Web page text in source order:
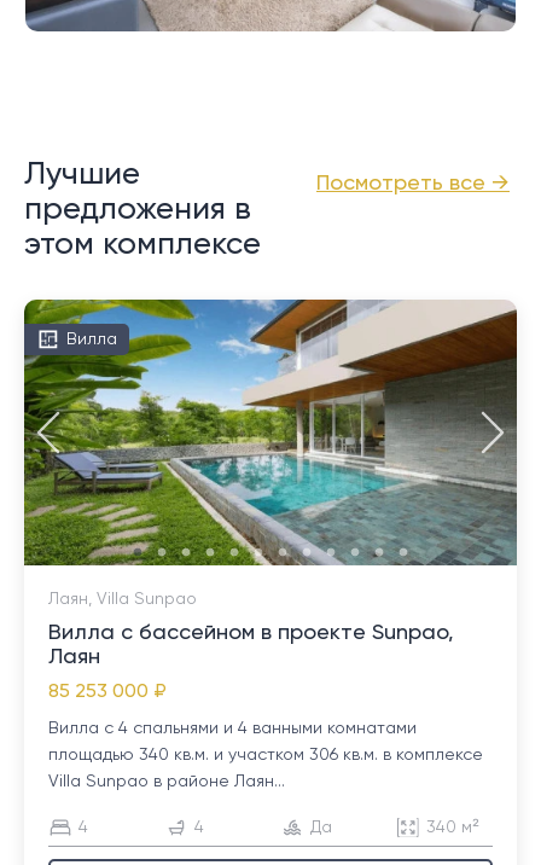
Посмотреть все →
Лучшие
предложения в
этом комплексе
Вилла
Лаян, Villa Sunpao
Вилла с бассейном в проекте Sunpao,
Лаян
85 253 000 ₽
Вилла с 4 спальнями и 4 ванными комнатами
площадью 340 кв.м. и участком 306 кв.м. в комплексе
Villa Sunpao в районе Лаян...
4 4 Да 340 м²